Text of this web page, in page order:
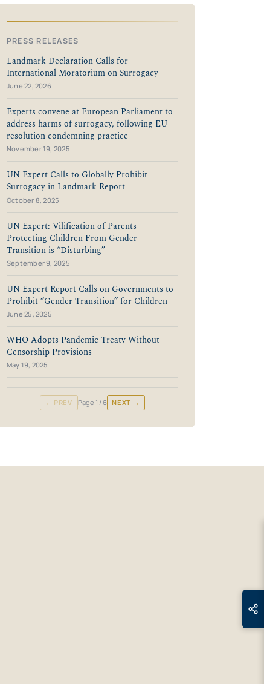
PRESS RELEASES
Landmark Declaration Calls for
International Moratorium on Surrogacy
June 22, 2026
Experts convene at European Parliament to
address harms of surrogacy, following EU
resolution condemning practice
November 19, 2025
UN Expert Calls to Globally Prohibit
Surrogacy in Landmark Report
October 8, 2025
UN Expert: Vilification of Parents
Protecting Children From Gender
Transition is “Disturbing”
September 9, 2025
UN Expert Report Calls on Governments to
Prohibit “Gender Transition” for Children
June 25, 2025
WHO Adopts Pandemic Treaty Without
Censorship Provisions
May 19, 2025
← PREV Page 1 / 6 NEXT →